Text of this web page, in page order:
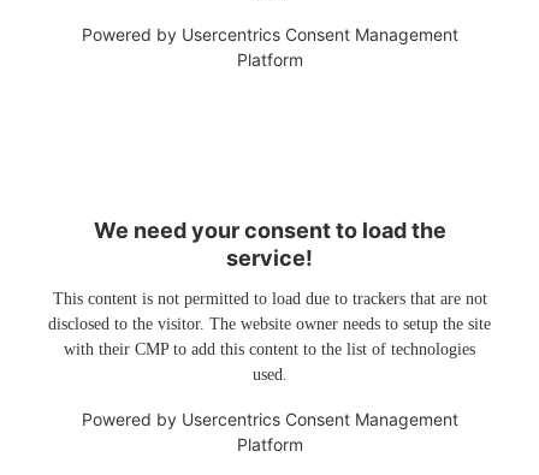
Powered by Usercentrics Consent Management
Platform
We need your consent to load the
service!
This content is not permitted to load due to trackers that are not
disclosed to the visitor. The website owner needs to setup the site
with their CMP to add this content to the list of technologies
used.
Powered by Usercentrics Consent Management
Platform